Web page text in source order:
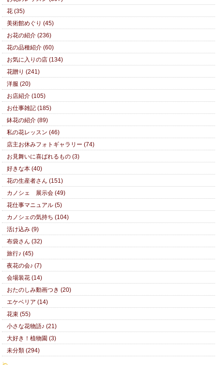
花 (35)
美術館めぐり (45)
お花の紹介 (236)
花の品種紹介 (60)
お気に入りの店 (134)
花贈り (241)
洋服 (20)
お店紹介 (105)
お仕事雑記 (185)
鉢花の紹介 (89)
私の花レッスン (46)
店主お休みフォトギャラリー (74)
お見舞いに喜ばれるもの (3)
好きな本 (40)
花の生産者さん (151)
カノシェ 展示会 (49)
花仕事マニュアル (5)
カノシェの気持ち (104)
活け込み (9)
布袋さん (32)
旅行♪ (45)
夜花の会♪ (7)
会場装花 (14)
おたのしみ動画つき (20)
エケベリア (14)
花束 (55)
小さな花物語♪ (21)
大好き！植物園 (3)
未分類 (294)